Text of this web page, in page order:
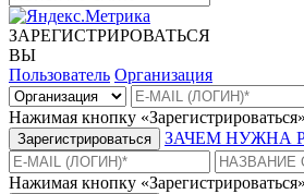
ЗАРЕГИСТРИРОВАТЬСЯ
ВЫ
Пользователь Организация
Нажимая кнопку
Зарегистрироваться ЗАЧЕМ НУЖНА
Нажимая кнопку